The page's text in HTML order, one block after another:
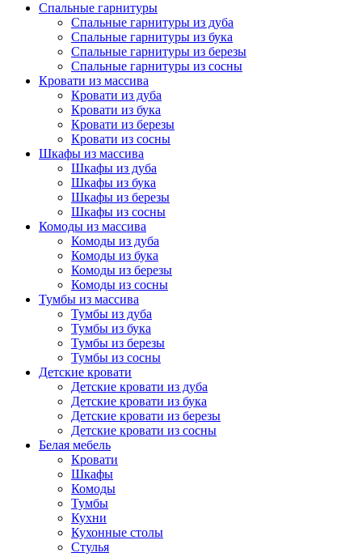
Спальные гарнитуры
Спальные гарнитуры из дуба
Спальные гарнитуры из бука
Спальные гарнитуры из березы
Спальные гарнитуры из сосны
Кровати из массива
Кровати из дуба
Кровати из бука
Кровати из березы
Кровати из сосны
Шкафы из массива
Шкафы из дуба
Шкафы из бука
Шкафы из березы
Шкафы из сосны
Комоды из массива
Комоды из дуба
Комоды из бука
Комоды из березы
Комоды из сосны
Тумбы из массива
Тумбы из дуба
Тумбы из бука
Тумбы из березы
Тумбы из сосны
Детские кровати
Детские кровати из дуба
Детские кровати из бука
Детские кровати из березы
Детские кровати из сосны
Белая мебель
Кровати
Шкафы
Комоды
Тумбы
Кухни
Кухонные столы
Стулья